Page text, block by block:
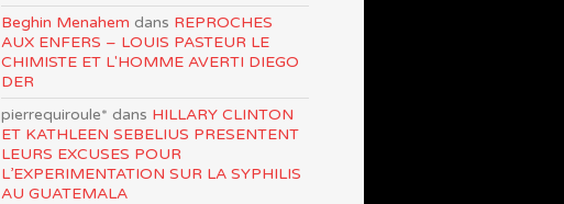
Beghin Menahem dans REPROCHES
AUX ENFERS – LOUIS PASTEUR LE
CHIMISTE ET L'HOMME AVERTI DIEGO
DER
pierrequiroule* dans HILLARY CLINTON
ET KATHLEEN SEBELIUS PRESENTENT
LEURS EXCUSES POUR
L’EXPERIMENTATION SUR LA SYPHILIS
AU GUATEMALA